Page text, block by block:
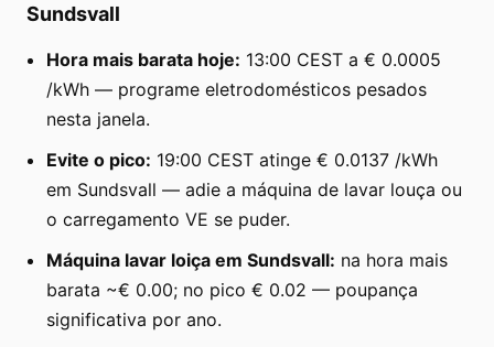
Sundsvall
Hora mais barata hoje: 13:00 CEST a € 0.0005
/kWh — programe eletrodomésticos pesados
nesta janela.
Evite o pico: 19:00 CEST atinge € 0.0137 /kWh
em Sundsvall — adie a máquina de lavar louça ou
o carregamento VE se puder.
Máquina lavar loiça em Sundsvall: na hora mais
barata ~€ 0.00; no pico € 0.02 — poupança
significativa por ano.